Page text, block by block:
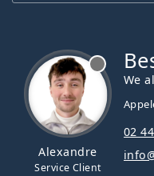
Alexandre
Service Client
We
02